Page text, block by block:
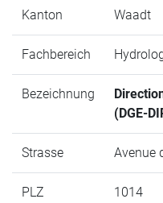
Kanton Waadt
Fachbereich
Bezeichnung
(DGE-
Strasse Avenue
PLZ 1014